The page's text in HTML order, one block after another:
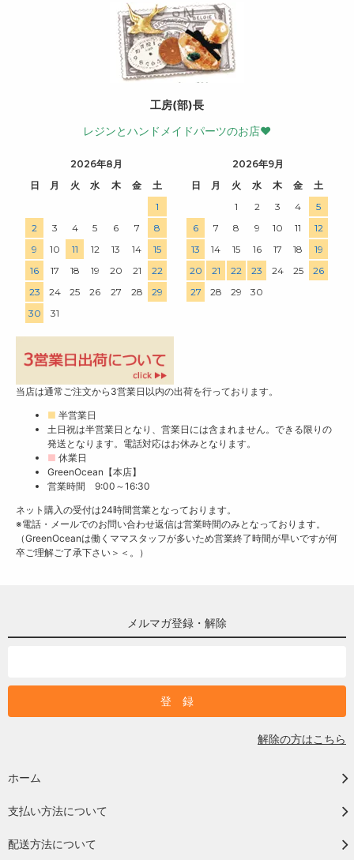
工房(部)長
レジンとハンドメイドパーツのお店♥
2026年8月
日
月 火 水 木 金
土
1
2
3 4 5 6 7
8
9
10 11 12 13 14
15
16
17 18 19 20 21
22
23
24 25 26 27 28
29
30
31
2026年9月
日
月 火 水 木 金
土
1
2 3 4
5
6
7 8 9 10 11
12
13
14 15 16 17 18
19
20
21 22 23 24 25
26
27
28 29 30
当店は通常ご注文から3営業日以内の出荷を行っております。
■ 半営業日
土日祝は半営業日となり、営業日には含まれません。できる限りの
発送となります。電話対応はお休みとなります。
■ 休業日
GreenOcean【本店】
営業時間 9:00～16:30
ネット購入の受付は24時間営業となっております。
※電話・メールでのお問い合わせ返信は営業時間のみとなっております。
（GreenOceanは働くママスタッフが多いため営業終了時間が早いですが何
卒ご理解ご了承下さい＞＜。）
メルマガ登録・解除
解除の方はこちら
ホーム
支払い方法について
配送方法について